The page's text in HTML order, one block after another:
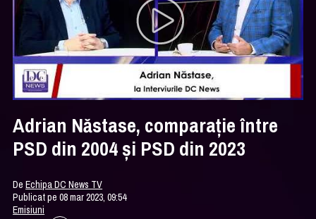
Adrian Năstase, comparație între
PSD din 2004 și PSD din 2023
DeEchipa DC News TV
Publicat pe 08 mar 2023, 09:54
Emisiuni